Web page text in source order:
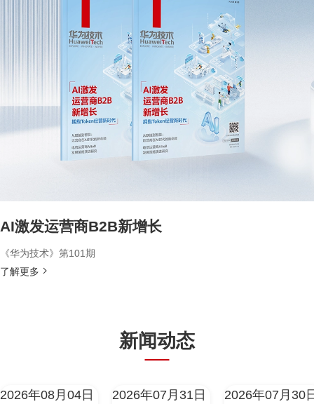
AI激发运营商B2B新增长
《华为技术》第101期
了解更多
新闻动态
2026年08月04日 2026年07月31日 2026年07月30